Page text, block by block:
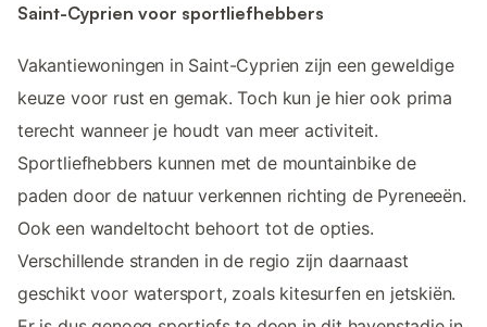
Saint-Cyprien voor sportliefhebbers
Vakantiewoningen in Saint-Cyprien zijn een geweldige
keuze voor rust en gemak. Toch kun je hier ook prima
terecht wanneer je houdt van meer activiteit.
Sportliefhebbers kunnen met de mountainbike de
paden door de natuur verkennen richting de Pyreneeën.
Ook een wandeltocht behoort tot de opties.
Verschillende stranden in de regio zijn daarnaast
geschikt voor watersport, zoals kitesurfen en jetskiën.